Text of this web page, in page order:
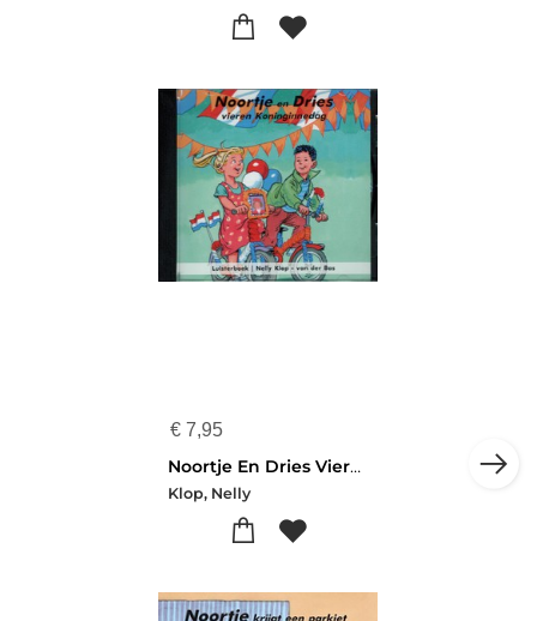
€ 7,95
Noortje En Dries Vieren Koni Luisterboek
Klop, Nelly